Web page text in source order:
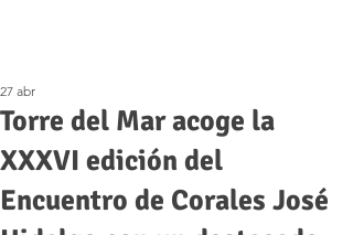
Torre del Mar acoge la
XXXVI edición del
Encuentro de Corales José
27 abr